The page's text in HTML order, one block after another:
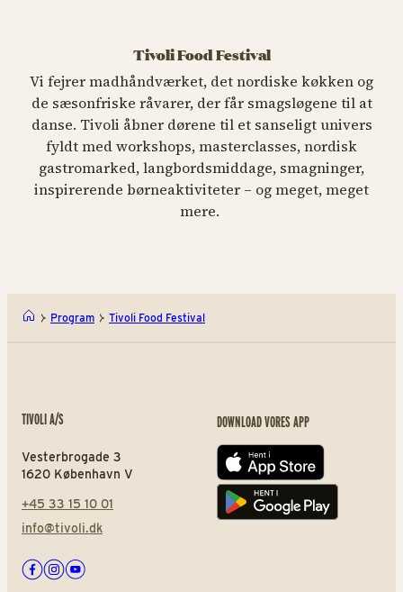
Tivoli Food Festival
Vi fejrer madhåndværket, det nordiske køkken og
de sæsonfriske råvarer, der får smagsløgene til at
danse. Tivoli åbner dørene til et sanseligt univers
fyldt med workshops, masterclasses, nordisk
gastromarked, langbordsmiddage, smagninger,
inspirerende børneaktiviteter – og meget, meget
mere.
Program Tivoli Food Festival
TIVOLI A/S
Vesterbrogade 3
1620 København V
+45 33 15 10 01
info@tivoli.dk
Facebook
Instagram
Youtube
DOWNLOAD VORES APP
App store
Play store